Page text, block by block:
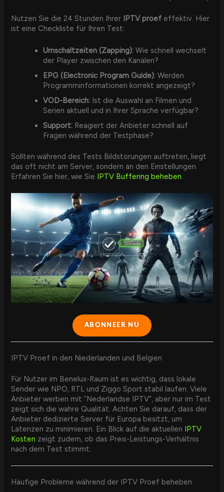
Nutzen Sie die 24 Stunden Ihrer IPTV proef effektiv. Hier
ist eine Checkliste für Ihren Test:
Umschaltzeiten (Zapping): Wie schnell wechselt
der Player zwischen den Kanälen?
EPG (Electronic Program Guide): Werden
Programminformationen korrekt angezeigt?
VOD-Bereich: Ist die Auswahl an Filmen und
Serien aktuell und in Ihrer Sprache verfügbar?
Support: Reagiert der Anbieter schnell auf
Fragen während der Testphase?
Sollten während des Tests Bildstörungen auftreten, liegt
das oft nicht am Server, sondern an den Einstellungen.
Erfahren Sie hier, wie Sie IPTV Buffering beheben
ABONNEER NU
IPTV Proef in den Niederlanden und Belgien
Für Nutzer im Benelux-Raum ist es wichtig, dass lokale
Sender wie NPO, RTL und Ziggo Sport stabil laufen. Viele
Anbieter werben mit “Nederlandse IPTV”, aber nur im Test
zeigt sich die wahre Qualität. Achten Sie darauf, dass der
Anbieter dedizierte Server für Europa besitzt, um
Latenzen zu minimieren. Ein Blick auf die aktuellen IPTV
Kosten zeigt zudem, ob das Preis-Leistungs-Verhältnis
nach dem Test stimmt.
Häufige Probleme während der IPTV Proef beheben